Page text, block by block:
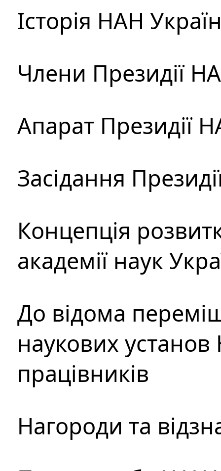
Історія НАН
Члени Президії
Апарат Президії
Засідання
Концепція
академії наук
До відома
наукових установ
працівників
Нагороди та